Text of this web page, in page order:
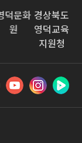
덕문화
원
경상북도
영덕교육
지원청